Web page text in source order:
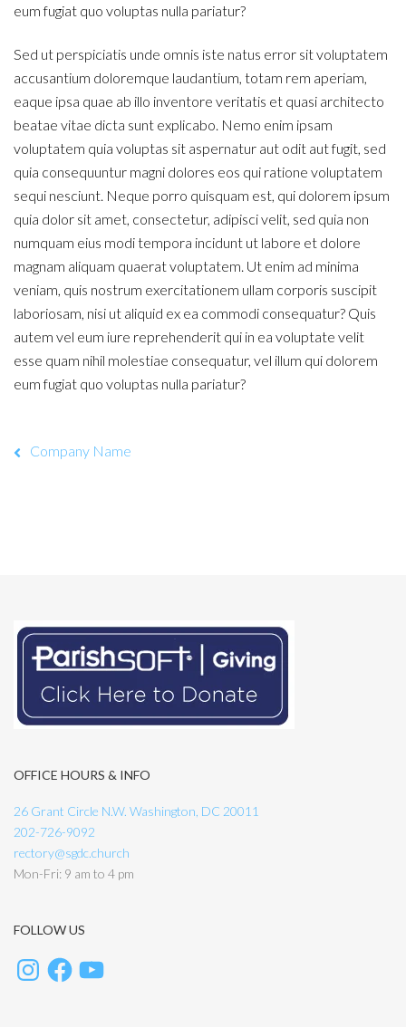
eum fugiat quo voluptas nulla pariatur?
Sed ut perspiciatis unde omnis iste natus error sit voluptatem
accusantium doloremque laudantium, totam rem aperiam,
eaque ipsa quae ab illo inventore veritatis et quasi architecto
beatae vitae dicta sunt explicabo. Nemo enim ipsam
voluptatem quia voluptas sit aspernatur aut odit aut fugit, sed
quia consequuntur magni dolores eos qui ratione voluptatem
sequi nesciunt. Neque porro quisquam est, qui dolorem ipsum
quia dolor sit amet, consectetur, adipisci velit, sed quia non
numquam eius modi tempora incidunt ut labore et dolore
magnam aliquam quaerat voluptatem. Ut enim ad minima
veniam, quis nostrum exercitationem ullam corporis suscipit
laboriosam, nisi ut aliquid ex ea commodi consequatur? Quis
autem vel eum iure reprehenderit qui in ea voluptate velit
esse quam nihil molestiae consequatur, vel illum qui dolorem
eum fugiat quo voluptas nulla pariatur?
Company Name
OFFICE HOURS & INFO
26 Grant Circle N.W. Washington, DC 20011
202-726-9092
rectory@sgdc.church
Mon-Fri: 9 am to 4 pm
FOLLOW US